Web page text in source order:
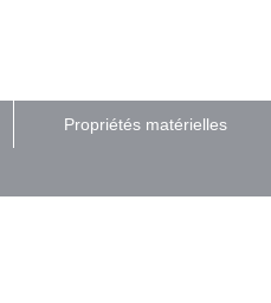
Propriétés matérielles